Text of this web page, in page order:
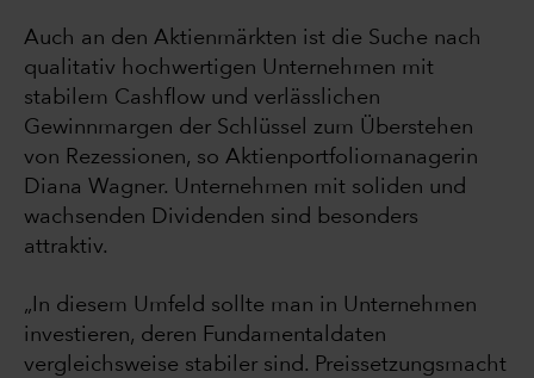
Auch an den Aktienmärkten ist die Suche nach
qualitativ hochwertigen Unternehmen mit
stabilem Cashflow und verlässlichen
Gewinnmargen der Schlüssel zum Überstehen
von Rezessionen, so Aktienportfoliomanagerin
Diana Wagner. Unternehmen mit soliden und
wachsenden Dividenden sind besonders
attraktiv.
„In diesem Umfeld sollte man in Unternehmen
investieren, deren Fundamentaldaten
vergleichsweise stabiler sind. Preissetzungsmacht